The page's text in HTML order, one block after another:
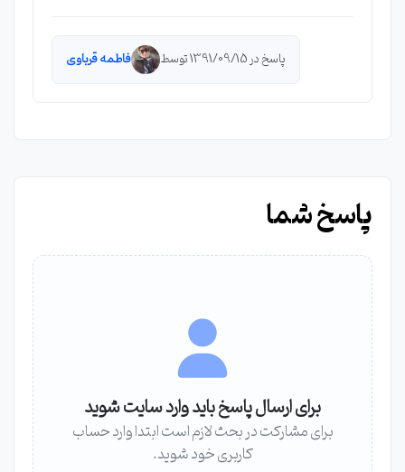
پاسخ در 1391/09/15 توسط فاطمه قرباوی
پاسخ شما
برای ارسال پاسخ باید وارد سایت شوید
برای مشارکت در بحث لازم است ابتدا وارد حساب
کاربری خود شوید.